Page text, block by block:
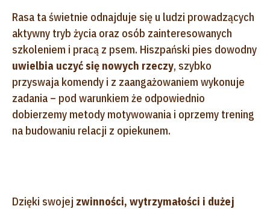
Rasa ta świetnie odnajduje się u ludzi prowadzących
aktywny tryb życia oraz osób zainteresowanych
szkoleniem i pracą z psem. Hiszpański pies dowodny
uwielbia uczyć się nowych rzeczy, szybko
przyswaja komendy i z zaangażowaniem wykonuje
zadania – pod warunkiem że odpowiednio
dobierzemy metody motywowania i oprzemy trening
na budowaniu relacji z opiekunem.
Dzięki swojej zwinności, wytrzymałości i dużej